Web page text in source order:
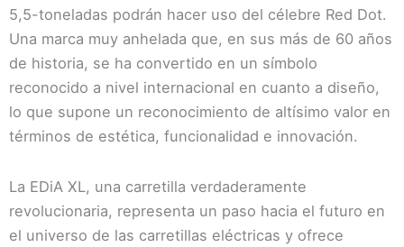
5,5-toneladas podrán hacer uso del célebre Red Dot.
Una marca muy anhelada que, en sus más de 60 años
de historia, se ha convertido en un símbolo
reconocido a nivel internacional en cuanto a diseño,
lo que supone un reconocimiento de altísimo valor en
términos de estética, funcionalidad e innovación.
La EDiA XL, una carretilla verdaderamente
revolucionaria, representa un paso hacia el futuro en
el universo de las carretillas eléctricas y ofrece